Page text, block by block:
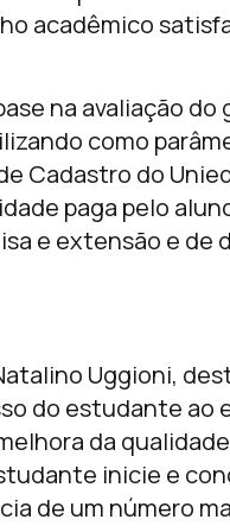
acadêmico
na avaliação do
como
Cadastro do
paga pelo
e extensão e de
Uggioni,
do estudante ao
da
inicie e
de um número